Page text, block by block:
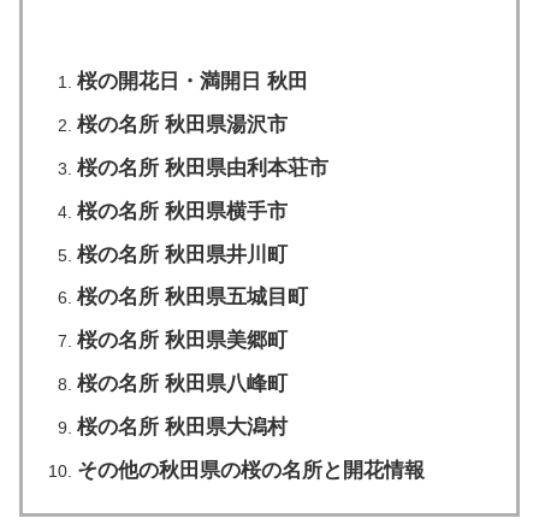
桜の開花日・満開日 秋田
桜の名所 秋田県湯沢市
桜の名所 秋田県由利本荘市
桜の名所 秋田県横手市
桜の名所 秋田県井川町
桜の名所 秋田県五城目町
桜の名所 秋田県美郷町
桜の名所 秋田県八峰町
桜の名所 秋田県大潟村
その他の秋田県の桜の名所と開花情報